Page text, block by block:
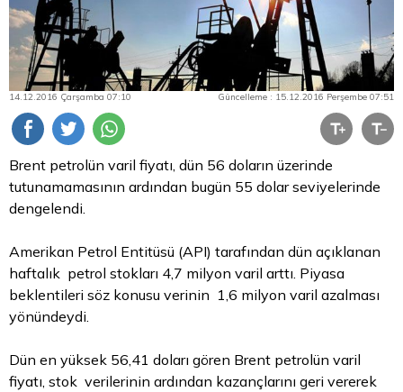
14.12.2016 Çarşamba 07:10 Güncelleme : 15.12.2016 Perşembe 07:51
Brent petrolün varil fiyatı, dün 56 doların üzerinde
tutunamamasının ardından bugün 55 dolarseviyelerinde
dengelendi.
Amerikan Petrol Entitüsü (API) tarafından dün açıklanan
haftalık petrol stokları 4,7 milyon varil arttı. Piyasa
beklentileri söz konusu verinin 1,6 milyon varil azalması
yönündeydi.
Dün en yüksek 56,41 doları gören Brent petrolün varil
fiyatı, stok verilerinin ardından kazançlarını geri vererek